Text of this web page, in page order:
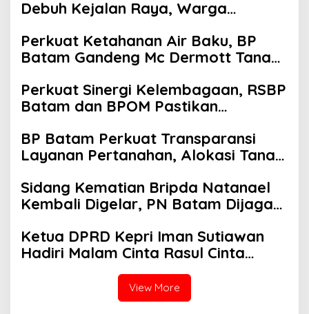
Debuh Kejalan Raya, Warga
Penutup
Perkuat Ketahanan Air Baku, BP
Batam Gandeng Mc Dermott Tanam
Sei Nongsa
Perkuat Sinergi Kelembagaan, RSBP
Batam dan BPOM Pastikan
Aman
BP Batam Perkuat Transparansi
Layanan Pertanahan, Alokasi Tanah
Sidang Kematian Bripda Natanael
Kembali Digelar, PN Batam Dijaga
Ketua DPRD Kepri Iman Sutiawan
Hadiri Malam Cinta Rasul Cinta
Negeri, Perkuat Ukhuwah dan
Semangat Persatuan
View More